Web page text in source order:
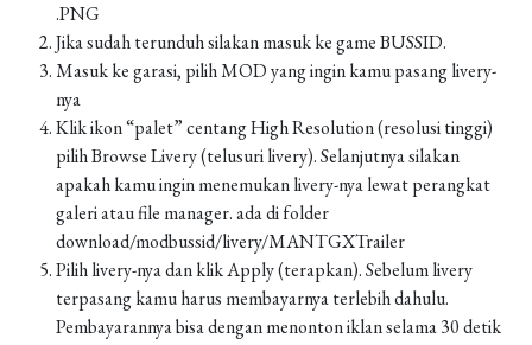
.PNG
Jika sudah terunduh silakan masuk ke game BUSSID.
Masuk ke garasi, pilih MOD yang ingin kamu pasang livery-
nya
Klik ikon “palet” centang High Resolution (resolusi tinggi)
pilih Browse Livery (telusuri livery). Selanjutnya silakan
apakah kamu ingin menemukan livery-nya lewat perangkat
galeri atau file manager. ada di folder
download/modbussid/livery/MANTGXTrailer
Pilih livery-nya dan klik Apply (terapkan). Sebelum livery
terpasang kamu harus membayarnya terlebih dahulu.
Pembayarannya bisa dengan menonton iklan selama 30 detik